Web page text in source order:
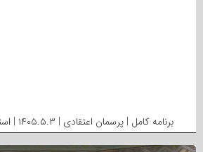
برنامه کامل | پرسمان اعتقادی | ۱۴۰۵.۵.۳ | استاد محمدی شاهرودی